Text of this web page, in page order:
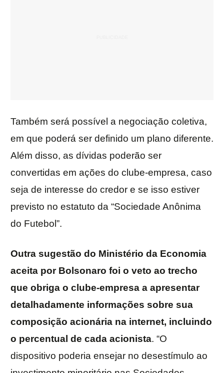
Também será possível a negociação coletiva,
em que poderá ser definido um plano diferente.
Além disso, as dívidas poderão ser
convertidas em ações do clube-empresa, caso
seja de interesse do credor e se isso estiver
previsto no estatuto da “Sociedade Anônima
do Futebol”.
Outra sugestão do Ministério da Economia
aceita por Bolsonaro foi o veto ao trecho
que obriga o clube-empresa a apresentar
detalhadamente informações sobre sua
composição acionária na internet, incluindo
o percentual de cada acionista. “O
dispositivo poderia ensejar no desestímulo ao